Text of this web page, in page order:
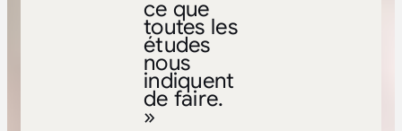
ce que
toutes les
études
nous
indiquent
de faire.
»